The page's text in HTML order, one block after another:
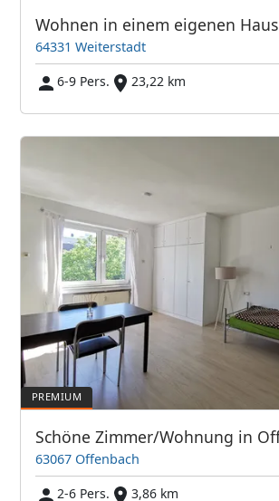
Wohnen in einem eigenen Haus
64331 Weiterstadt
6-9 Pers.
23,22 km
63067 Offenbach
2-6 Pers.
3,86 km